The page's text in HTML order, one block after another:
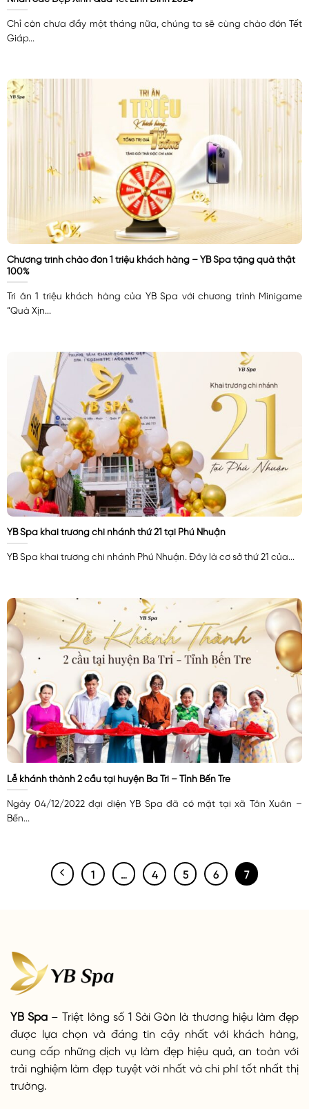
Chỉ còn chưa đầy một tháng nữa, chúng ta sẽ cùng chào đón Tết
Giáp...
Chương trình chào đón 1 triệu khách hàng – YB Spa tặng quà thật
100%
Tri ân 1 triệu khách hàng của YB Spa với chương trình Minigame
“Quà Xịn...
YB Spa khai trương chi nhánh thứ 21 tại Phú Nhuận
YB Spa khai trương chi nhánh Phú Nhuận. Đây là cơ sở thứ 21 của...
Lễ khánh thành 2 cầu tại huyện Ba Tri – Tỉnh Bến Tre
Ngày 04/12/2022 đại diện YB Spa đã có mặt tại xã Tân Xuân –
Bến...
1 4 5 6 7
YB Spa – Triệt lông số 1 Sài Gòn là thương hiệu làm đẹp
được lựa chọn và đáng tin cậy nhất với khách hàng,
cung cấp những dịch vụ làm đẹp hiệu quả, an toàn với
trải nghiệm làm đẹp tuyệt vời nhất và chi phí tốt nhất thị
trường.